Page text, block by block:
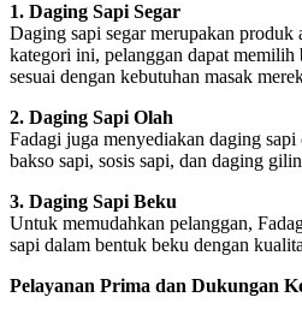
1. Daging Sapi Segar
Daging sapi segar merupakan produk
kategori ini, pelanggan dapat memilih
sesuai dengan kebutuhan masak
2. Daging Sapi Olah
Fadagi juga menyediakan daging
bakso sapi, sosis sapi, dan daging
3. Daging Sapi Beku
Untuk memudahkan pelanggan,
sapi dalam bentuk beku dengan
Pelayanan Prima dan Dukungan